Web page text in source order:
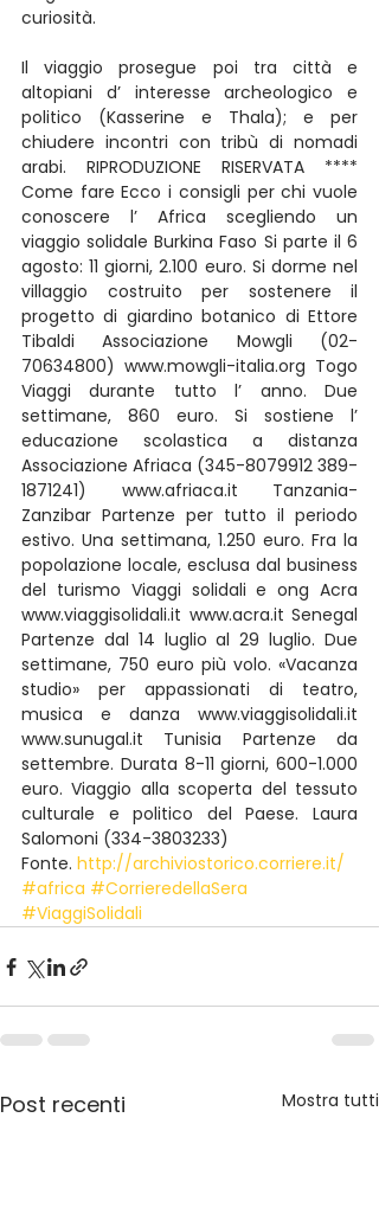
curiosità.
Il viaggio prosegue poi tra città e
altopiani d’ interesse archeologico e
politico (Kasserine e Thala); e per
chiudere incontri con tribù di nomadi
arabi. RIPRODUZIONE RISERVATA ****
Come fare Ecco i consigli per chi vuole
conoscere l’ Africa scegliendo un
viaggio solidale Burkina Faso Si parte il 6
agosto: 11 giorni, 2.100 euro. Si dorme nel
villaggio costruito per sostenere il
progetto di giardino botanico di Ettore
Tibaldi Associazione Mowgli (02-
70634800) www.mowgli-italia.org Togo
Viaggi durante tutto l’ anno. Due
settimane, 860 euro. Si sostiene l’
educazione scolastica a distanza
Associazione Afriaca (345-8079912 389-
1871241) www.afriaca.it Tanzania-
Zanzibar Partenze per tutto il periodo
estivo. Una settimana, 1.250 euro. Fra la
popolazione locale, esclusa dal business
del turismo Viaggi solidali e ong Acra
www.viaggisolidali.it www.acra.it Senegal
Partenze dal 14 luglio al 29 luglio. Due
settimane, 750 euro più volo. «Vacanza
studio» per appassionati di teatro,
musica e danza www.viaggisolidali.it
www.sunugal.it Tunisia Partenze da
settembre. Durata 8-11 giorni, 600-1.000
euro. Viaggio alla scoperta del tessuto
culturale e politico del Paese. Laura
Salomoni (334-3803233)
Fonte. http://archiviostorico.corriere.it/
#africa #CorrieredellaSera
#ViaggiSolidali
Post recenti Mostra tutti